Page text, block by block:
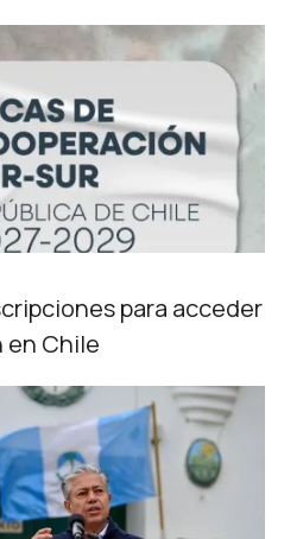
para acceder
en Chile